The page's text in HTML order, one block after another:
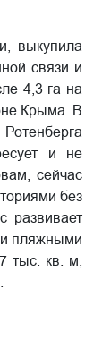
выкупила
связи и
4,3 га на
Крыма. В
и не
сейчас
без
развивает
пляжными
тыс. кв. м,